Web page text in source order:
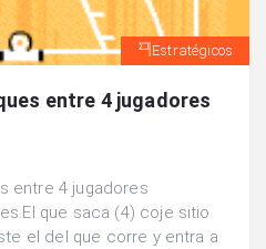
Estratégicos
entre 4 jugadores
entre 4 jugadores
que saca (4) coje sitio
el del que corre y entra a